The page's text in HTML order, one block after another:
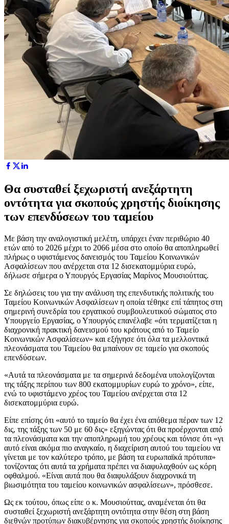
Θα συσταθεί ξεχωριστή ανεξάρτητη
οντότητα για σκοπούς χρηστής διοίκησης
των επενδύσεων του ταμείου
Με βάση την αναλογιστική μελέτη, υπάρχει έναν περιθώριο 40
ετών από το 2026 μέχρι το 2066 μέσα στο οποίο θα αποπληρωθεί
πλήρως ο υφιστάμενος δανεισμός του Ταμείου Κοινωνικών
Ασφαλίσεων που ανέρχεται στα 12 δισεκατομμύρια ευρώ,
δήλωσε σήμερα ο Υπουργός Εργασίας Μαρίνος Μουσιούττας.
Σε δηλώσεις του για την ανάλυση της επενδυτικής πολιτικής του
Ταμείου Κοινωνικών Ασφαλίσεων η οποία τέθηκε επί τάπητος στη
σημερινή συνεδρία του εργατικού συμβουλευτικού σώματος στο
Υπουργείο Εργασίας, ο Υπουργός επανέλαβε «ότι τερματίζεται η
διαχρονική πρακτική δανεισμού του κράτους από το Ταμείο
Κοινωνικών Ασφαλίσεων» και εξήγησε ότι όλα τα μελλοντικά
πλεονάσματα του Ταμείου θα μπαίνουν σε ταμείο για σκοπούς
επενδύσεων.
«Αυτά τα πλεονάσματα με τα σημερινά δεδομένα υπολογίζονται
της τάξης περίπου των 800 εκατομμυρίων ευρώ το χρόνο», είπε,
ενώ το υφιστάμενο χρέος του Ταμείου ανέρχεται στα 12
δισεκατομμύρια ευρώ.
Είπε επίσης ότι «αυτό το ταμείο θα έχει ένα απόθεμα πέραν των 12
δις, της τάξης των 50 με 60 δις» εξηγώντας ότι θα προέρχονται από
τα πλεονάσματα και την αποπληρωμή του χρέους και τόνισε ότι «γι
αυτό είναι ακόμα πιο αναγκαίο, η διαχείριση αυτού του ταμείου να
γίνεται με τον καλύτερο τρόπο, με βάση τα ευρωπαϊκά πρότυπα»
τονίζοντας ότι αυτά τα χρήματα πρέπει να διαφυλαχθούν ως κόρη
οφθαλμού. «Είναι αυτά που θα διαφυλάξουν διαχρονικά τη
βιωσιμότητα του ταμείου κοινωνικών ασφαλίσεων», πρόσθεσε.
Ως εκ τούτου, όπως είπε ο κ. Μουσιούττας, αναμένεται ότι θα
συσταθεί ξεχωριστή ανεξάρτητη οντότητα στην θέση στη βάση
διεθνών προτύπων διακυβέρνησης για σκοπούς χρηστής διοίκησης